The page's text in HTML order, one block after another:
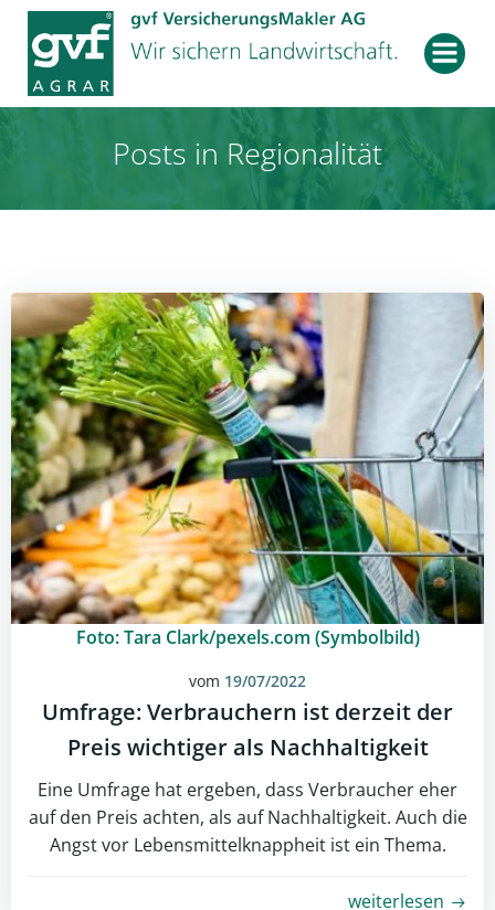
Zum
Inhalt
springen
Posts in Regionalität
Foto: Tara Clark/pexels.com (Symbolbild)
vom 19/07/2022
Umfrage: Verbrauchern ist derzeit der
Preis wichtiger als Nachhaltigkeit
Eine Umfrage hat ergeben, dass Verbraucher eher
auf den Preis achten, als auf Nachhaltigkeit. Auch die
Angst vor Lebensmittelknappheit ist ein Thema.
weiterlesen